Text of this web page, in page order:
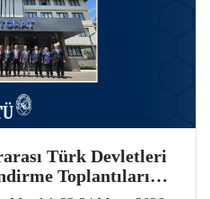
Türk Devletleri
Toplantıları